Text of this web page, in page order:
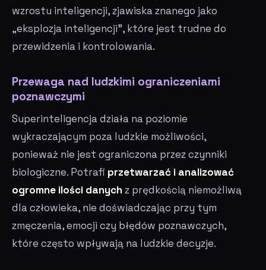
wzrostu inteligencji, zjawiska znanego jako
„eksplozja inteligencji”, które jest trudne do
przewidzenia i kontrolowania.
Przewaga nad ludzkimi ograniczeniami
poznawczymi
Superinteligencja działa na poziomie
wykraczającym poza ludzkie możliwości,
ponieważ nie jest ograniczona przez czynniki
biologiczne. Potrafi przetwarzać i analizować
ogromne ilości danychz prędkością niemożliwą
dla człowieka, nie doświadczając przy tym
zmęczenia, emocji czy błędów poznawczych,
które często wpływają na ludzkie decyzje.